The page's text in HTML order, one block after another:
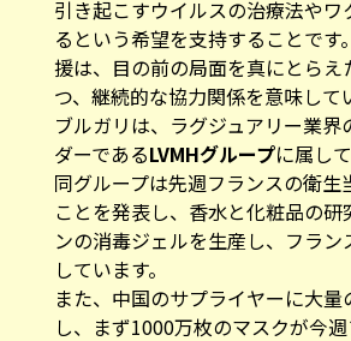
引き起こすウイルスの治療法やワ
るという希望を支持することです
援は、目の前の局面を真にとらえ
つ、継続的な協力関係を意味して
ブルガリは、ラグジュアリー業界
ダーであるLVMHグループに属し
同グループは先週フランスの衛生
ことを発表し、香水と化粧品の研
ンの消毒ジェルを生産し、フラ
しています。
また、中国のサプライヤーに大
し、まず1000万枚のマスクが今